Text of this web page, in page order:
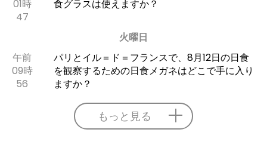
01時
47
食グラスは使えますか？
火曜日
午前
09時
56
パリとイル＝ド＝フランスで、8月12日の日食
を観察するための日食メガネはどこで手に入り
ますか？
もっと見る